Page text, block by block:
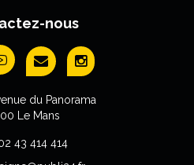
nous
du Panorama
Le Mans
43 414 414